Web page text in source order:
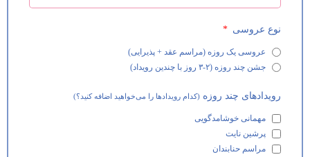
نوع عروسی
عروسی یک روزه (مراسم عقد + پذیرایی)
جشن چند روزه (۲-۳ روز با چندین رویداد)
رویدادهای چند روزه(کدام رویدادها را می‌خواهید اضافه کنید؟)
مهمانی خوشامدگویی
پرشین نایت
مراسم حنابندان